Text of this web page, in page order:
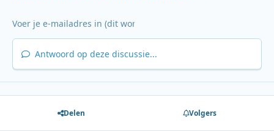
Antwoord op deze discussie...
Delen Volgers